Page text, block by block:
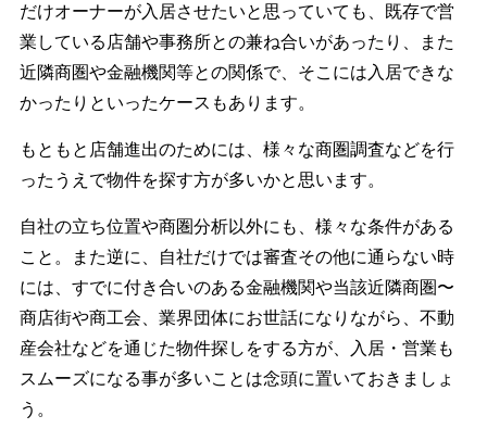
だけオーナーが入居させたいと思っていても、既存で営
業している店舗や事務所との兼ね合いがあったり、また
近隣商圏や金融機関等との関係で、そこには入居できな
かったりといったケースもあります。
もともと店舗進出のためには、様々な商圏調査などを行
ったうえで物件を探す方が多いかと思います。
自社の立ち位置や商圏分析以外にも、様々な条件がある
こと。また逆に、自社だけでは審査その他に通らない時
には、すでに付き合いのある金融機関や当該近隣商圏〜
商店街や商工会、業界団体にお世話になりながら、不動
産会社などを通じた物件探しをする方が、入居・営業も
スムーズになる事が多いことは念頭に置いておきましょ
う。